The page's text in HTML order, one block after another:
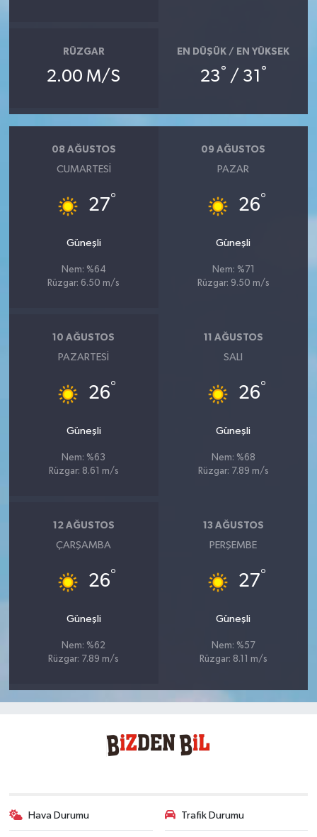
RÜZGAR
2.00 M/S
EN DÜŞÜK / EN YÜKSEK
23° / 31 °
08 AĞUSTOS
CUMARTESI
27°
Güneşli
Nem: %64
Rüzgar: 6.50 m/s
09 AĞUSTOS
PAZAR
26°
Güneşli
Nem: %71
Rüzgar: 9.50 m/s
10 AĞUSTOS
PAZARTESI
26°
Güneşli
Nem: %63
Rüzgar: 8.61 m/s
11 AĞUSTOS
SALI
26°
Güneşli
Nem: %68
Rüzgar: 7.89 m/s
12 AĞUSTOS
ÇARŞAMBA
26°
Güneşli
Nem: %62
Rüzgar: 7.89 m/s
13 AĞUSTOS
PERŞEMBE
27°
Güneşli
Nem: %57
Rüzgar: 8.11 m/s
Hava Durumu Trafik Durumu